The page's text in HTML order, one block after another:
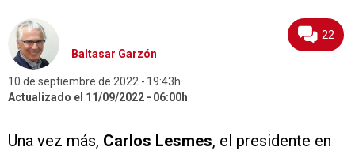
Baltasar Garzón
10 de septiembre de 2022
19:43h
Actualizado el 11/09/2022
06:00h
22
Una vez más, Carlos Lesmes, el presidente en